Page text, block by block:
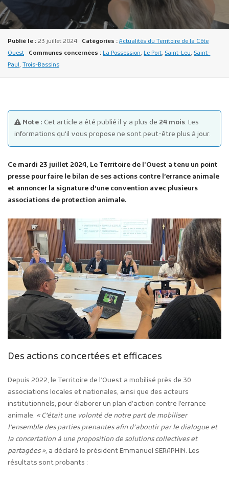
Plans d'accès
Publié le : 23 juillet 2024 Catégories : Actualités du Territoire de la Côte
Ouest
Communes concernées : La Possession,Le Port, Saint-Leu, Saint-
Paul, Trois-Bassins
Note : Cet article a été publié il y a plus de 24 mois. Les
informations qu'il vous propose ne sont peut-être plus à jour.
Ce mardi 23 juillet 2024, Le Territoire de l’Ouest a tenu un point
presse pour faire le bilan de ses actions contre l’errance animale
et annoncer la signature d’une convention avec plusieurs
associations de protection animale.
Des actions concertées et efficaces
Depuis 2022, le Territoire de l’Ouest a mobilisé près de 30
associations locales et nationales, ainsi que des acteurs
institutionnels, pour élaborer un plan d’action contre l’errance
animale. « C’était une volonté de notre part de mobiliser
l’ensemble des parties prenantes afin d’aboutir par le dialogue et
la concertation à une proposition de solutions collectives et
partagées », a déclaré le président Emmanuel SERAPHIN. Les
résultats sont probants :